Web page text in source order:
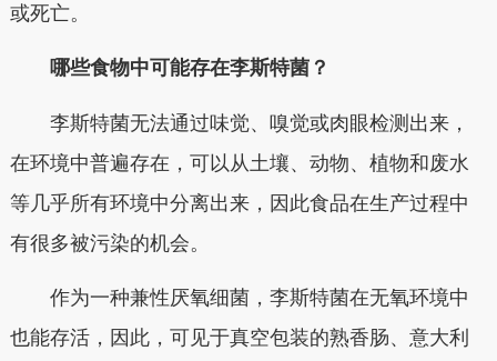
或死亡。
哪些食物中可能存在李斯特菌？
李斯特菌无法通过味觉、嗅觉或肉眼检测出来，
在环境中普遍存在，可以从土壤、动物、植物和废水
等几乎所有环境中分离出来，因此食品在生产过程中
有很多被污染的机会。
作为一种兼性厌氧细菌，李斯特菌在无氧环境中
也能存活，因此，可见于真空包装的熟香肠、意大利